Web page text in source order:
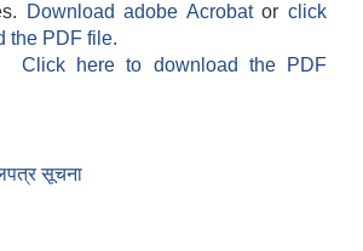
Download adobe Acrobatorclick
the PDF file.
Click here to download the PDF
सूचना